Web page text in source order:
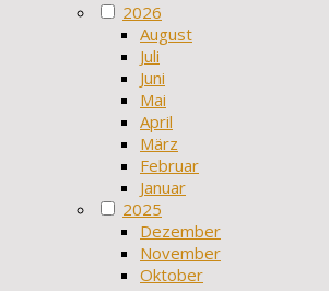
2026
August
Juli
Juni
Mai
April
März
Februar
Januar
2025
Dezember
November
Oktober